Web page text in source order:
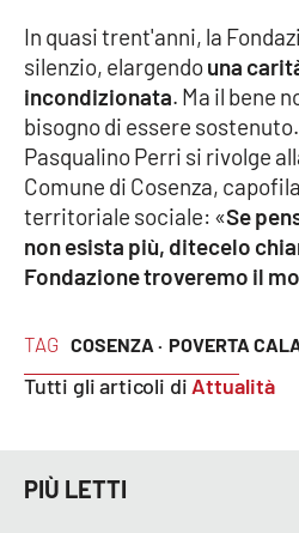
PROGETTI
SPECIALI
Buona Sanità Calabria
LA
CALABRIAVISIONE
Storie
TAG COSENZA · POVERTA
Tutti gli articoli di Attualità
In quasi trent'anni, la
silenzio, elargendouna
incondizionata. Ma il bene
bisogno di essere
Pasqualino Perri si rivolge
Comune di Cosenza,
territoriale sociale: «Se
non esista più, ditecelo
Fondazione troveremo il
PIÙ LETTI